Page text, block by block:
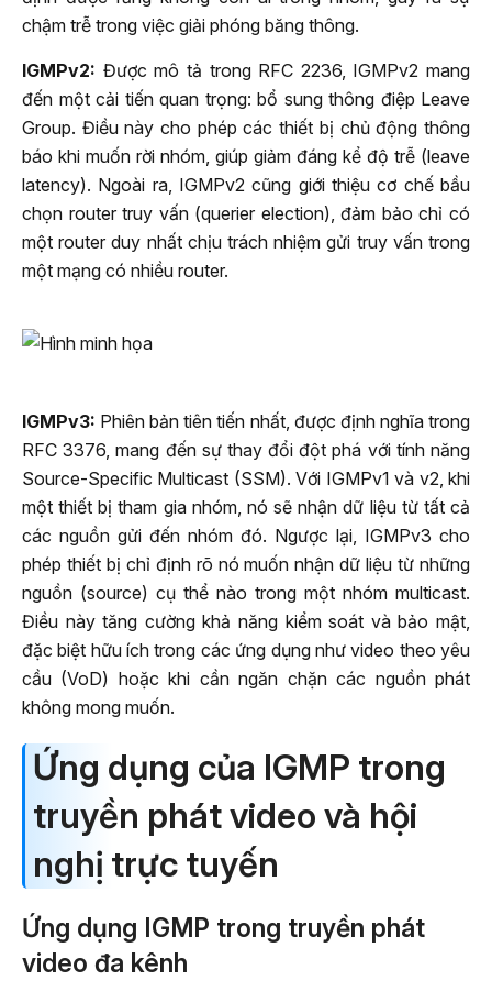
chậm trễ trong việc giải phóng băng thông.
IGMPv2: Được mô tả trong RFC 2236, IGMPv2 mang
đến một cải tiến quan trọng: bổ sung thông điệp Leave
Group. Điều này cho phép các thiết bị chủ động thông
báo khi muốn rời nhóm, giúp giảm đáng kể độ trễ (leave
latency). Ngoài ra, IGMPv2 cũng giới thiệu cơ chế bầu
chọn router truy vấn (querier election), đảm bảo chỉ có
một router duy nhất chịu trách nhiệm gửi truy vấn trong
một mạng có nhiều router.
IGMPv3: Phiên bản tiên tiến nhất, được định nghĩa trong
RFC 3376, mang đến sự thay đổi đột phá với tính năng
Source-Specific Multicast (SSM). Với IGMPv1 và v2, khi
một thiết bị tham gia nhóm, nó sẽ nhận dữ liệu từ tất cả
các nguồn gửi đến nhóm đó. Ngược lại, IGMPv3 cho
phép thiết bị chỉ định rõ nó muốn nhận dữ liệu từ những
nguồn (source) cụ thể nào trong một nhóm multicast.
Điều này tăng cường khả năng kiểm soát và bảo mật,
đặc biệt hữu ích trong các ứng dụng như video theo yêu
cầu (VoD) hoặc khi cần ngăn chặn các nguồn phát
không mong muốn.
Ứng dụng của IGMP trong
truyền phát video và hội
nghị trực tuyến
Ứng dụng IGMP trong truyền phát
video đa kênh